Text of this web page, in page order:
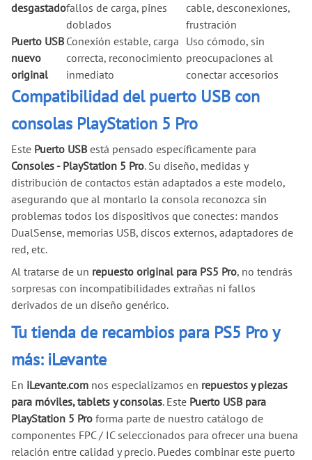
desgastadofallos de carga, pines
doblados
cable, desconexiones,
frustración
Puerto USB
nuevo
original
Conexión estable, carga
correcta, reconocimiento
inmediato
Uso cómodo, sin
preocupaciones al
conectar accesorios
Compatibilidad del puerto USB con
consolas PlayStation 5 Pro
Este Puerto USB está pensado específicamente para
Consoles - PlayStation 5 Pro. Su diseño, medidas y
distribución de contactos están adaptados a este modelo,
asegurando que al montarlo la consola reconozca sin
problemas todos los dispositivos que conectes: mandos
DualSense, memorias USB, discos externos, adaptadores de
red, etc.
Al tratarse de un repuesto original para PS5 Pro, no tendrás
sorpresas con incompatibilidades extrañas ni fallos
derivados de un diseño genérico.
Tu tienda de recambios para PS5 Pro y
más: iLevante
En iLevante.com nos especializamos en repuestos y piezas
para móviles, tablets y consolas. Este Puerto USB para
PlayStation 5 Pro forma parte de nuestro catálogo de
componentes FPC / IC seleccionados para ofrecer una buena
relación entre calidad y precio. Puedes combinar este puerto